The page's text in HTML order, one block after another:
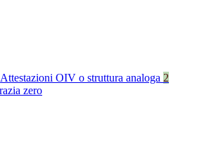
Attestazioni OIV o struttura analoga 2
zero